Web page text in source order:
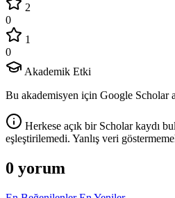
2
0
1
0
Akademik Etki
Bu akademisyen için Google Scholar
Herkese açık bir Scholar kaydı
eşleştirilemedi. Yanlış veri
0 yorum